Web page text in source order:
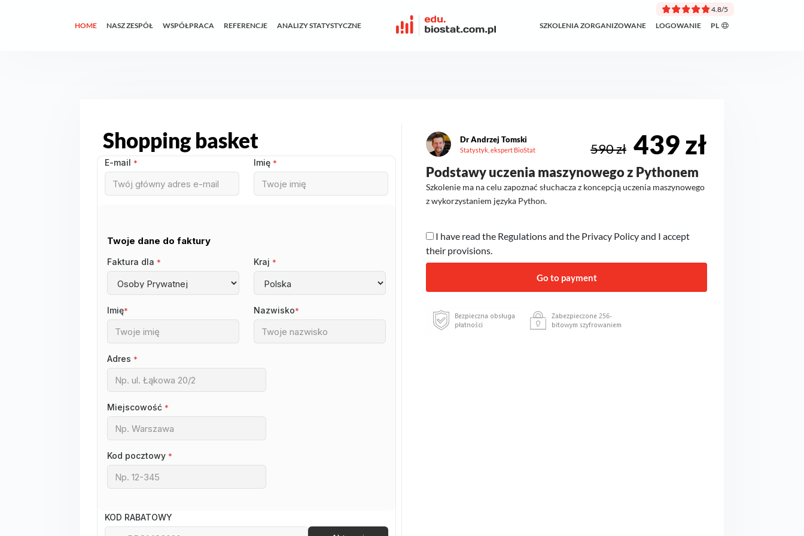
HOME NASZ ZESPÓŁ WSPÓŁPRACA REFERENCJE ANALIZY STATYSTYCZNE SZKOLENIA ZORGANIZOWANE LOGOWANIE PL
4.8/5
Shopping basket
E-mail * Imię *
Twoje dane do faktury
Faktura dla * Kraj *
Imię* Nazwisko*
Adres *
Miejscowość *
Kod pocztowy *
KOD RABATOWY
Dr Andrzej Tomski
Statystyk, ekspert BioStat 590 zł 439 zł
Podstawy uczenia maszynowego z Pythonem
Szkolenie ma na celu zapoznać słuchacza z koncepcją uczenia maszynowego
z wykorzystaniem języka Python.
I have read the Regulations and the Privacy Policy and I accept
their provisions.
Go to payment